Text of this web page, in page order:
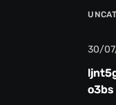
30/
o3bs